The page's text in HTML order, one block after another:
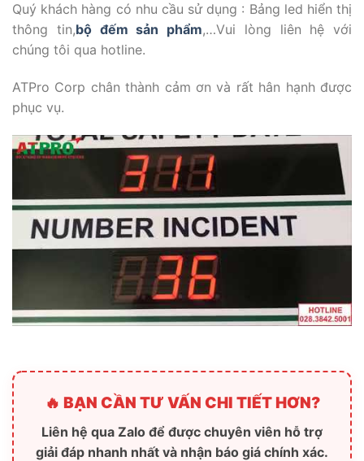
Quý khách hàng có nhu cầu sử dụng : Bảng led hiển thị
thông tin,bộ đếm sản phẩm,…Vui lòng liên hệ với
chúng tôi qua hotline.
ATPro Corp chân thành cảm ơn và rất hân hạnh được
phục vụ.
🔥 BẠN CẦN TƯ VẤN CHI TIẾT HƠN?
Liên hệ qua Zalo để được chuyên viên hỗ trợ
giải đáp nhanh nhất và nhận báo giá chính xác.